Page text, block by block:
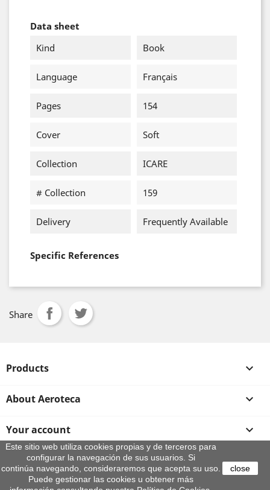
Data sheet
Kind
Book
Language Français
Pages 154
Cover Soft
Collection ICARE
# Collection 159
Delivery Frequently Available
Specific References
Share
Products 
About Aeroteca 
Your account 
Store information
Este sitio web utiliza cookies propias y de terceros para
configurar la navegación de sus usuarios. Si
continúa navegando, consideraremos que acepta su uso.
Puede gestionar las cookies u obtener más
close
© 2026 - By Aeroteca